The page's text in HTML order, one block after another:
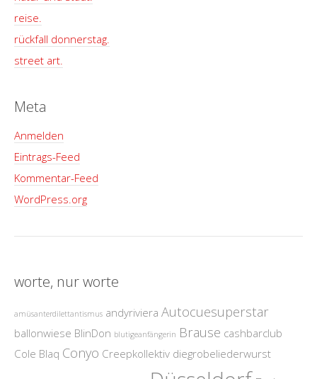
reise.
rückfall donnerstag.
street art.
Meta
Anmelden
Eintrags-Feed
Kommentar-Feed
WordPress.org
worte, nur worte
amüsanterdilettantismus andyriviera Autocuesuperstar
ballonwiese BlinDon blutigeanfängerin Brause cashbarclub
Cole Blaq Conyo Creepkollektiv diegrobeliederwurst